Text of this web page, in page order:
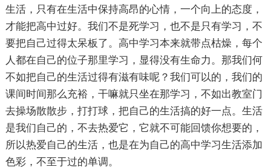
生活，只有在生活中保持高昂的心情，一个向上的态度，
才能把高中过好。我们不是死学习，也不是只有学习，不
要把自己过得太呆板了。高中学习本来就带点枯燥，每个
人都在自己的位子那里学习，显得没有生命力。那我们何
不如把自己的生活过得有滋有味呢？我们可以的，我们的
课间时间那么充裕，干嘛就只坐在那学习，不如出教室门
去操场散散步，打打球，把自己的生活搞的好一点。生活
是我们自己的，不去热爱它，它就不可能回馈你想要的，
所以热爱自己的生活，也是在为自己的高中学习生活添加
色彩，不至于过的单调。